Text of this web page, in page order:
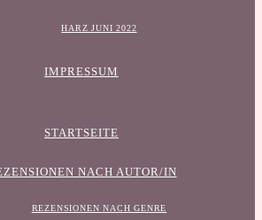
HARZ JUNI 2022
IMPRESSUM
STARTSEITE
NACH AUTOR/IN
REZENSIONEN NACH GENRE